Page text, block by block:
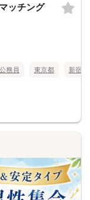
ッチング
公務員 東京都 新宿